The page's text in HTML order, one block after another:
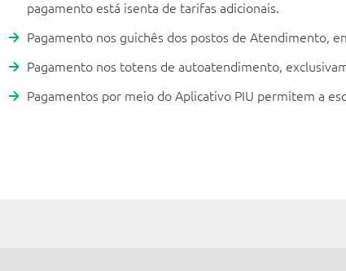
pagamento está isenta de tarifas adicionais.
Pagamento nos guichês dos postos de Atendimento,
Pagamento nos totens de autoatendimento,
Pagamentos por meio do Aplicativo PIU permitem a